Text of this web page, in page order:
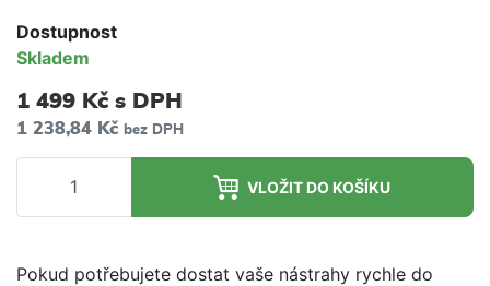
Dostupnost
Skladem
1 499 Kč s DPH
1 238,84 Kč bez DPH
VLOŽIT DO KOŠÍKU
Pokud potřebujete dostat vaše nástrahy rychle do